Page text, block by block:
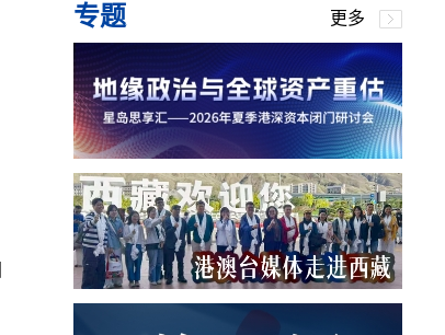
专题 更多